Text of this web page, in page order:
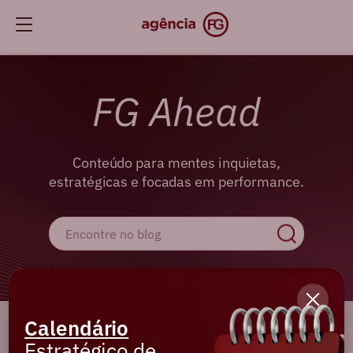
FG Ahead
Conteúdo para mentes inquietas,
estratégicas e focadas em performance.
Cadastre-se e receba os melhores
Calendário